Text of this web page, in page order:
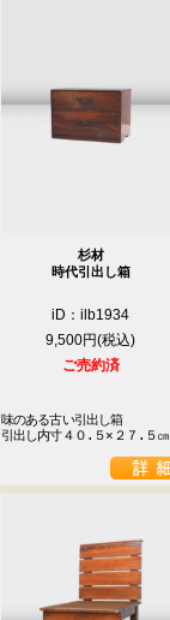
杉材
時代引出し箱
iD：ilb1934
9,500円
ご売約済
味のある古い引出し箱
引出し内寸４０.５×２７.５㎝